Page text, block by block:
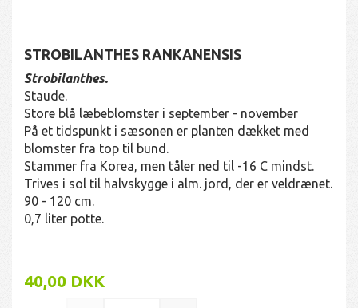
STROBILANTHES RANKANENSIS
Strobilanthes.
Staude.
Store blå læbeblomster i september - november
På et tidspunkt i sæsonen er planten dækket med
blomster fra top til bund.
Stammer fra Korea, men tåler ned til -16 C mindst.
Trives i sol til halvskygge i alm. jord, der er veldrænet.
90 - 120 cm.
0,7 liter potte.
40,00 DKK